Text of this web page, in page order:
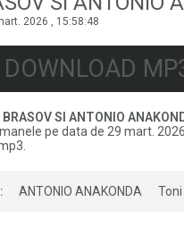
2026 , 15:58:48
DOWNLOAD
BRASOV SI ANTONIO
pe data de 29 mart.
ANTONIO ANAKONDA